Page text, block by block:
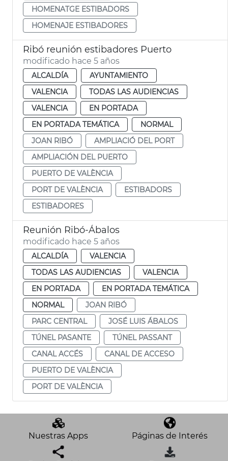
HOMENATGE ESTIBADORS
HOMENAJE ESTIBADORES
Ribó reunión estibadores Puerto
modificado hace 5 años
ALCALDÍA
AYUNTAMIENTO
VALENCIA
TODAS LAS AUDIENCIAS
VALENCIA
EN PORTADA
EN PORTADA TEMÁTICA
NORMAL
JOAN RIBÓ
AMPLIACIÓ DEL PORT
AMPLIACIÓN DEL PUERTO
PUERTO DE VALÈNCIA
PORT DE VALÈNCIA
ESTIBADORS
ESTIBADORES
Reunión Ribó-Ábalos
modificado hace 5 años
ALCALDÍA
VALENCIA
TODAS LAS AUDIENCIAS
VALENCIA
EN PORTADA
EN PORTADA TEMÁTICA
NORMAL
JOAN RIBÓ
PARC CENTRAL
JOSÉ LUIS ÁBALOS
TÚNEL PASANTE
TÚNEL PASSANT
CANAL ACCÉS
CANAL DE ACCESO
PUERTO DE VALÈNCIA
PORT DE VALÈNCIA
Nuestras Apps Páginas de Interés